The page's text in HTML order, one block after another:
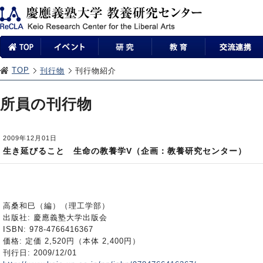
TOP 刊行物 刊行物紹介
所員の刊行物
2009年12月01日
生き延びること 生命の教養学V（企画：教養研究センター）
高桑和巳（編）（理工学部）
出版社: 慶應義塾大学出版会
ISBN: 978-4766416367
価格: 定価 2,520円（本体 2,400円）
刊行日: 2009/12/01